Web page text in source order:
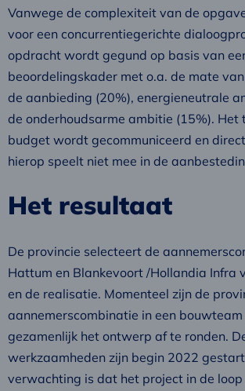
Vanwege de complexiteit van de
voor een concurrentiegerichte
opdracht wordt gegund op basis van
beoordelingskader met o.a. de mate
de aanbieding (20%), energieneutrale
de onderhoudsarme ambitie (15%). Het
budget wordt gecommuniceerd en
hierop speelt niet mee in de
Het resultaat
De provincie selecteert de
Hattum en Blankevoort /Hollandia Infra
en de realisatie. Momenteel zijn de
aannemerscombinatie in een bouwteam
gezamenlijk het ontwerp af te ronden.
werkzaamheden zijn begin 2022
verwachting is dat het project in de